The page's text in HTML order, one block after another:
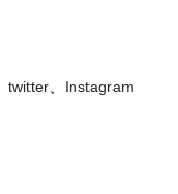
twitter、Instagram